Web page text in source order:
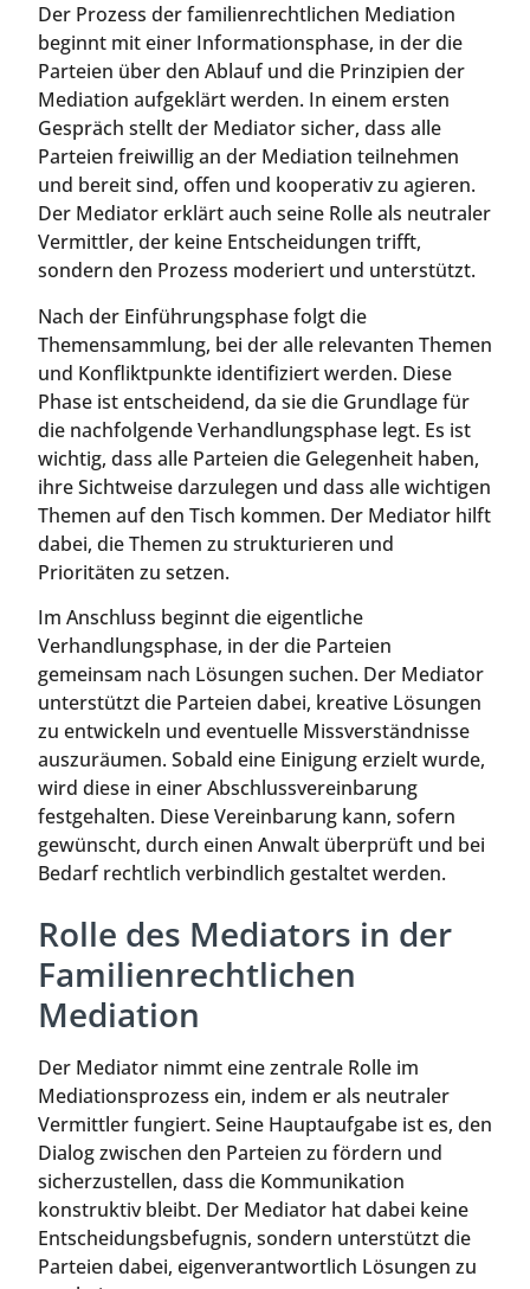
Der Prozess der familienrechtlichen Mediation
beginnt mit einer Informationsphase, in der die
Parteien über den Ablauf und die Prinzipien der
Mediation aufgeklärt werden. In einem ersten
Gespräch stellt der Mediator sicher, dass alle
Parteien freiwillig an der Mediation teilnehmen
und bereit sind, offen und kooperativ zu agieren.
Der Mediator erklärt auch seine Rolle als neutraler
Vermittler, der keine Entscheidungen trifft,
sondern den Prozess moderiert und unterstützt.
Nach der Einführungsphase folgt die
Themensammlung, bei der alle relevanten Themen
und Konfliktpunkte identifiziert werden. Diese
Phase ist entscheidend, da sie die Grundlage für
die nachfolgende Verhandlungsphase legt. Es ist
wichtig, dass alle Parteien die Gelegenheit haben,
ihre Sichtweise darzulegen und dass alle wichtigen
Themen auf den Tisch kommen. Der Mediator hilft
dabei, die Themen zu strukturieren und
Prioritäten zu setzen.
Im Anschluss beginnt die eigentliche
Verhandlungsphase, in der die Parteien
gemeinsam nach Lösungen suchen. Der Mediator
unterstützt die Parteien dabei, kreative Lösungen
zu entwickeln und eventuelle Missverständnisse
auszuräumen. Sobald eine Einigung erzielt wurde,
wird diese in einer Abschlussvereinbarung
festgehalten. Diese Vereinbarung kann, sofern
gewünscht, durch einen Anwalt überprüft und bei
Bedarf rechtlich verbindlich gestaltet werden.
Rolle des Mediators in der
Familienrechtlichen
Mediation
Der Mediator nimmt eine zentrale Rolle im
Mediationsprozess ein, indem er als neutraler
Vermittler fungiert. Seine Hauptaufgabe ist es, den
Dialog zwischen den Parteien zu fördern und
sicherzustellen, dass die Kommunikation
konstruktiv bleibt. Der Mediator hat dabei keine
Entscheidungsbefugnis, sondern unterstützt die
Parteien dabei, eigenverantwortlich Lösungen zu